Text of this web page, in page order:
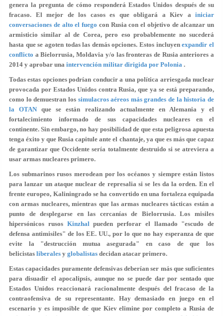
genera la pregunta de cómo responderá Estados Unidos después de su
fracaso. El mejor de los casos es que obligará a Kiev a iniciar
conversaciones de alto el fuego con Rusia con el objetivo de alcanzar un
armisticio similar al de Corea, pero eso probablemente no sucederá
hasta que se agoten todas las demás opciones. Estos incluyenexpandir el
conflicto a Bielorrusia, Moldavia y/o las fronteras de Rusia anteriores a
2014 y aprobar una intervención militar dirigida por Polonia .
Todas estas opciones podrían conducir a una política arriesgada nuclear
provocada por Estados Unidos contra Rusia, que ya se está preparando,
como lo demuestran los simulacros aéreos más grandes de la historia de
la OTAN que se están realizando actualmente en Alemania y el
fortalecimiento informado de sus capacidades nucleares en el
continente. Sin embargo, no hay posibilidad de que esta peligrosa apuesta
tenga éxito y que Rusia capitule ante el chantaje, ya que es más que capaz
de garantizar que Occidente sería totalmente destruido si se atreviera a
usar armas nucleares primero.
Los submarinos rusos merodean por los océanos y siempre están listos
para lanzar un ataque nuclear de represalia si se les da la orden. En el
frente europeo, Kaliningrado se ha convertido en una fortaleza equipada
con armas nucleares, mientras que las armas nucleares tácticas están a
punto de desplegarse en las cercanías de Bielorrusia. Los misiles
hipersónicos rusos Kinzhal pueden perforar el llamado "escudo de
defensa antimisiles" de los EE. UU., por lo que no hay esperanza de que
evite la "destrucción mutua asegurada" en caso de que los
belicistas liberales y globalistas decidan atacar primero.
Estas capacidades puramente defensivas deberían ser más que suficientes
para disuadir el apocalipsis, aunque no se puede dar por sentado que
Estados Unidos reaccionará racionalmente después del fracaso de la
contraofensiva de su representante. Hay demasiado en juego en el
escenario y es imposible de que Kiev elimine por completo a Rusia de